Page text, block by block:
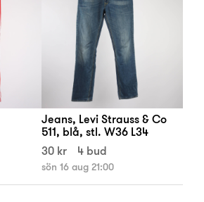
Jeans, Levi Strauss & Co
511, blå, stl. W36 L34
30 kr
4 bud
sön 16 aug 21:00